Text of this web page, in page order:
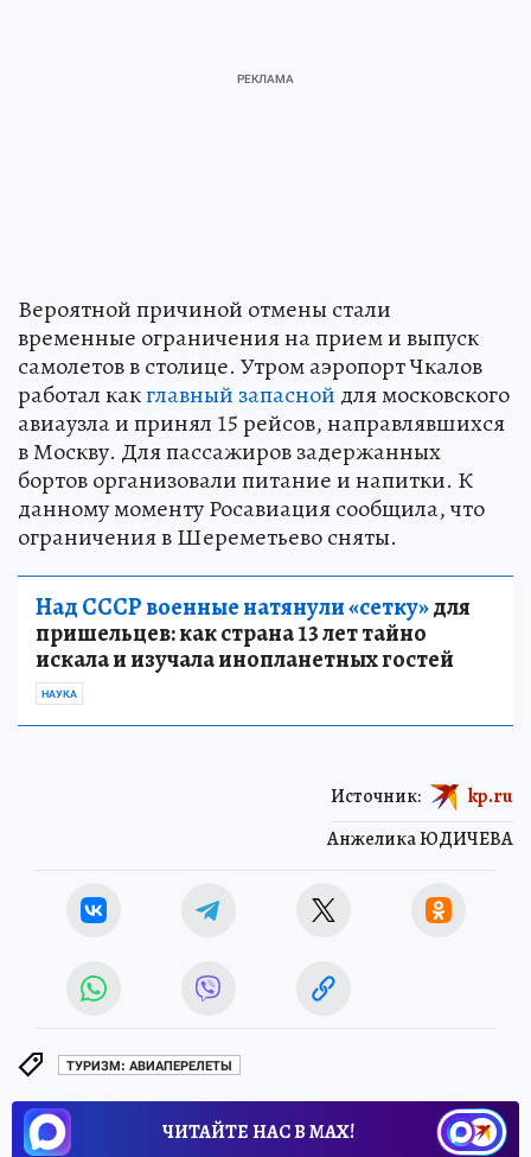
Вероятной причиной отмены стали
временные ограничения на прием и выпуск
самолетов в столице. Утром аэропорт Чкалов
работал какглавный запасной для московского
авиаузла и принял 15 рейсов, направлявшихся
в Москву. Для пассажиров задержанных
бортов организовали питание и напитки. К
данному моменту Росавиация сообщила, что
ограничения в Шереметьево сняты.
Над СССР военные натянули «сетку»для
пришельцев: как страна 13 лет тайно
искала и изучала инопланетных гостей
НАУКА
Анжелика ЮДИЧЕВА
Источник: kp.ru
ТУРИЗМ: АВИАПЕРЕЛЕТЫ
ЧИТАЙТЕ НАС В МАХ!